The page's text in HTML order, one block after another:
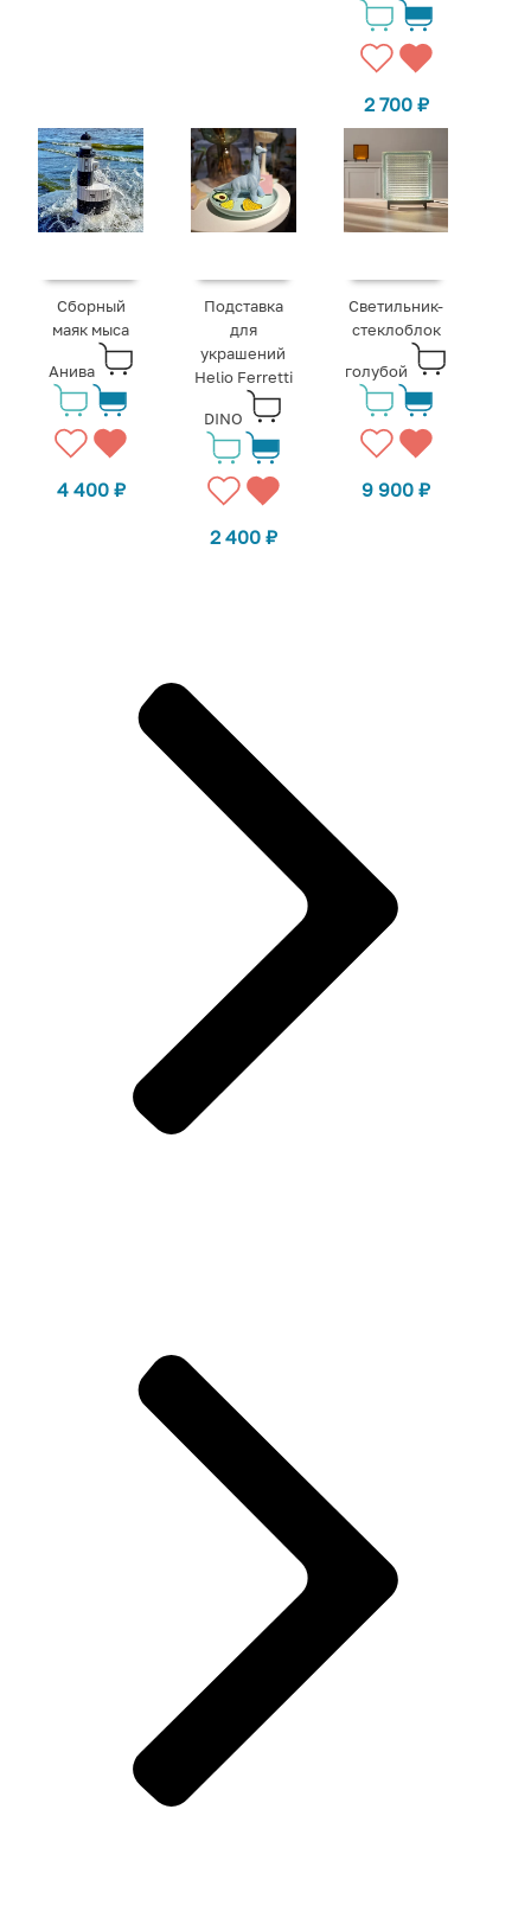
2 700 ₽
Сборный
маяк мыса
Анива
4 400 ₽
Подставка
для
украшений
Helio Ferretti
DINO
2 400 ₽
Светильник-
стеклоблок
голубой
9 900₽